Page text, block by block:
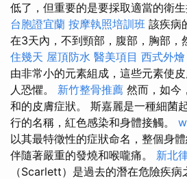
低了，但重要的是要採取適當的衛生
台胞證宜蘭 按摩執照培訓班 該疾病
在3天內，不到頸部，腹部，胸部，
住幾天 屋頂防水 醫美項目 西式外燴
由非常小的元素組成，這些元素使
人恐懼。 新竹整骨推薦 然而，如今
和的皮膚症狀。 斯嘉麗是一種細菌
行的名稱，紅色感染和身體接觸。
以其最特徵性的症狀命名，整個身
伴隨著嚴重的發燒和喉嚨痛。 新北
（Scarlett）是過去的潛在危險疾